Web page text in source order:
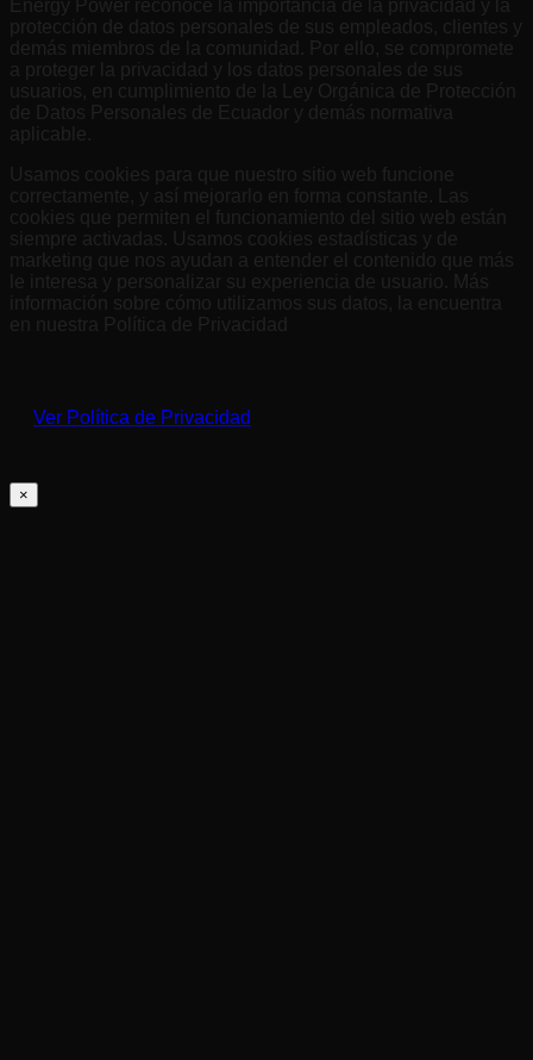
Energy Power reconoce la importancia de la privacidad y la
protección de datos personales de sus empleados, clientes y
demás miembros de la comunidad. Por ello, se compromete
a proteger la privacidad y los datos personales de sus
usuarios, en cumplimiento de la Ley Orgánica de Protección
de Datos Personales de Ecuador y demás normativa
aplicable.
Usamos cookies para que nuestro sitio web funcione
correctamente, y así mejorarlo en forma constante. Las
cookies que permiten el funcionamiento del sitio web están
siempre activadas. Usamos cookies estadísticas y de
marketing que nos ayudan a entender el contenido que más
le interesa y personalizar su experiencia de usuario. Más
información sobre cómo utilizamos sus datos, la encuentra
en nuestra Política de Privacidad
Ver Política de Privacidad
×